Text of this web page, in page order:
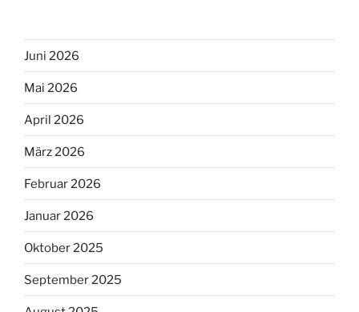
Juni 2026
Mai 2026
April 2026
März 2026
Februar 2026
Januar 2026
Oktober 2025
September 2025